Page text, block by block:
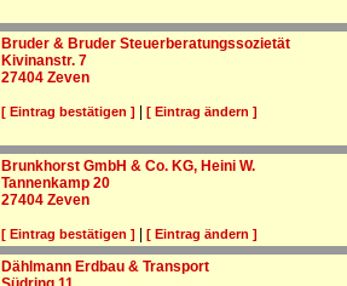
Bruder & Bruder Steuerberatungssozietät
Kivinanstr. 7
27404 Zeven
[ Eintrag bestätigen ] |[ Eintrag ändern ]
Brunkhorst GmbH & Co. KG, Heini W.
Tannenkamp 20
27404 Zeven
[ Eintrag bestätigen ] |[ Eintrag ändern ]
Dählmann Erdbau & Transport